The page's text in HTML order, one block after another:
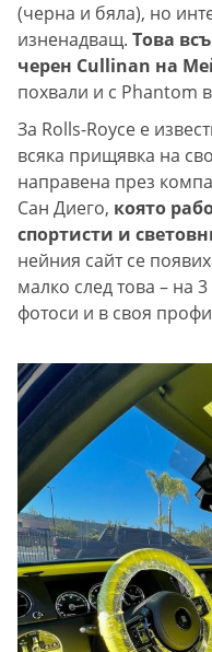
(черна и бяла), но
изненадващ. Това
черен Cullinan на
похвали и с Phantom
За Rolls-Royce е
всяка прищявка на
направена през
Сан Диего, която
спортисти и
нейния сайт се
малко след това – на
фотоси и в своя